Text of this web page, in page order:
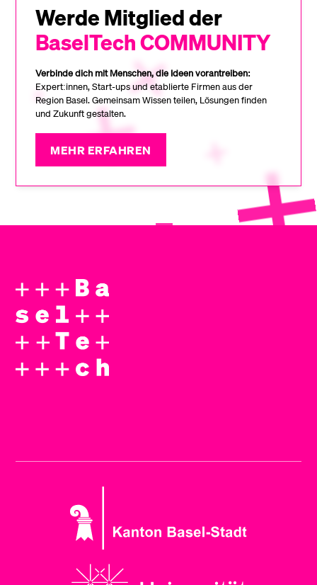
Werde Mitglied der
BaselTech COMMUNITY
Verbinde dich mit Menschen, die Ideen vorantreiben:
Expert:innen, Start-ups und etablierte Firmen aus der
Region Basel. Gemeinsam Wissen teilen, Lösungen finden
und Zukunft gestalten.
MEHR ERFAHREN